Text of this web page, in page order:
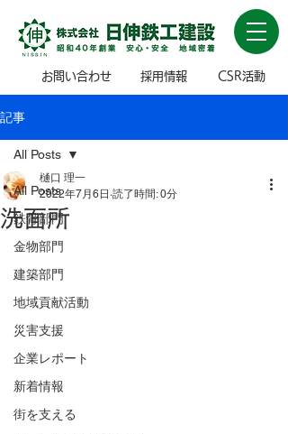
お問い合わせ 採用情報 CSR活動
記事
All Posts
鉄骨部門
金物部門
建築部門
地域貢献活動
災害支援
企業レポート
新着情報
街を支える
All Posts
洗面所
樋口 理一
2022年7月6日 読了時間: 0分